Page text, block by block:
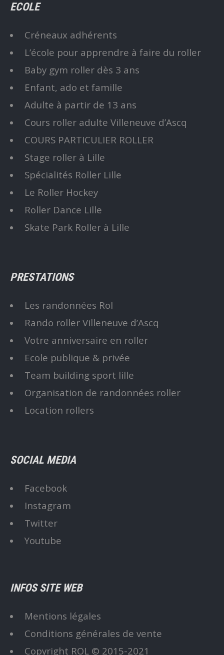
ECOLE
Créneaux adhérents
L’école pour apprendre à faire du roller
Baby gym roller dès 3 ans
Enfant, ado et famille
Adulte à partir de 13 ans
Cours roller adulte Villeneuve d’Ascq
COURS PARTICULIER ROLLER
Stage roller à Lille
Spécialités Roller Lille
Le Roller Hockey
Roller Dance Lille
Skate Park Roller à Lille
PRESTATIONS
Les randonnées Rol
Rando roller Villeneuve d’Ascq
Votre anniversaire en roller
Ecole publique & privée
Team building sport lille
Organisation de randonnées roller
Location rollers
SOCIAL MEDIA
Facebook
Instagram
Twitter
Youtube
INFOS SITE WEB
Mentions légales
Conditions générales de vente
Copyright ROL © 2015-2021